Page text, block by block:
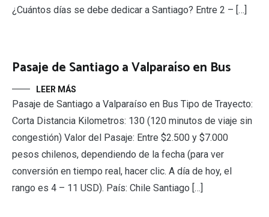
¿Cuántos días se debe dedicar a Santiago? Entre 2 – […]
Pasaje de Santiago a Valparaíso en Bus
LEER MÁS
Pasaje de Santiago a Valparaíso en Bus Tipo de Trayecto:
Corta Distancia Kilometros: 130 (120 minutos de viaje sin
congestión) Valor del Pasaje: Entre $2.500 y $7.000
pesos chilenos, dependiendo de la fecha (para ver
conversión en tiempo real, hacer clic. A día de hoy, el
rango es 4 – 11 USD). País: Chile Santiago […]